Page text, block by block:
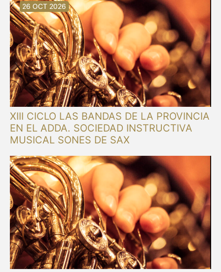
XIII CICLO LAS BANDAS DE LA PROVINCIA
EN EL ADDA. SOCIEDAD INSTRUCTIVA
MUSICAL SONES DE SAX
30 AUG 2026
30 AUG 2026
13 SEP 2026
20 SEP 2026
20 SEP 2026
26 SEP 2026
03 OCT 2026
16 OCT 2026
26 OCT 2026